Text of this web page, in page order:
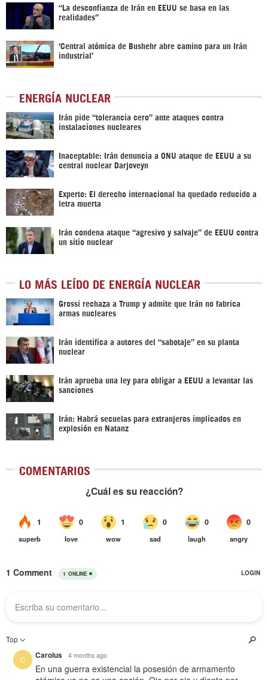
“La desconfianza de Irán en EEUU se basa en las
realidades”
‘Central atómica de Bushehr abre camino para un Irán
industrial’
ENERGÍA NUCLEAR
Irán pide “tolerancia cero” ante ataques contra
instalaciones nucleares
Inaceptable: Irán denuncia a ONU ataque de EEUU a su
central nuclear Darjoveyn
Experto: El derecho internacional ha quedado reducido a
letra muerta
Irán condena ataque “agresivo y salvaje” de EEUU contra
un sitio nuclear
LO MÁS LEÍDO DE ENERGÍA NUCLEAR
Grossi rechaza a Trump y admite que Irán no fabrica
armas nucleares
Irán identifica a autores del “sabotaje” en su planta
nuclear
Irán aprueba una ley para obligar a EEUU a levantar las
sanciones
Irán: Habrá secuelas para extranjeros implicados en
explosión en Natanz
COMENTARIOS